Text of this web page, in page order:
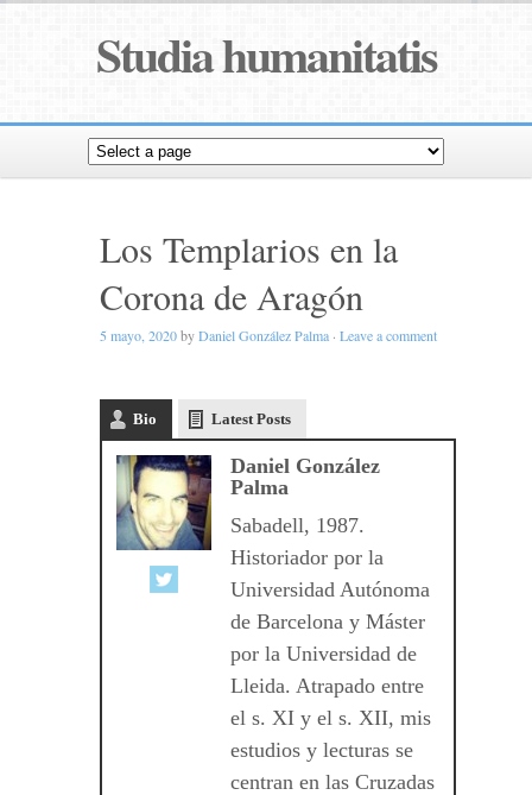
Studia humanitatis
Los Templarios en la
Corona de Aragón
5 mayo, 2020byDaniel González Palma · Leave a comment
Bio Latest Posts
Daniel González
Palma
Sabadell, 1987.
Historiador por la
Universidad Autónoma
de Barcelona y Máster
por la Universidad de
Lleida. Atrapado entre
el s. XI y el s. XII, mis
estudios y lecturas se
centran en las Cruzadas